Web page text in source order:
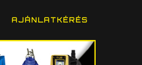
AJÁNLATKÉRÉS